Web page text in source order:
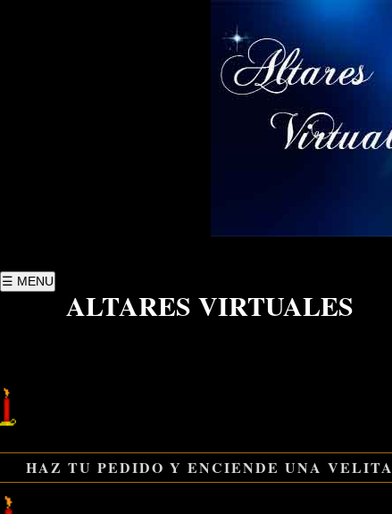
☰ MENU
ALTARES VIRTUALES
HAZ TU PEDIDO Y ENCIENDE UNA VELITA